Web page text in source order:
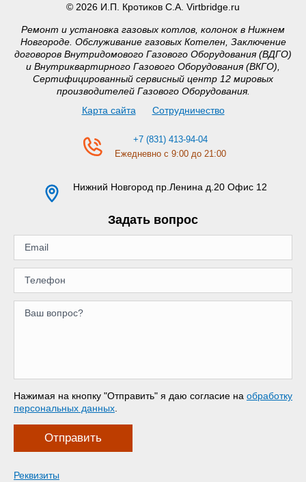
© 2026 И.П. Кротиков С.А. Virtbridge.ru
Ремонт и установка газовых котлов, колонок в Нижнем
Новгороде. Обслуживание газовых Котелен, Заключение
договоров Внутридомового Газового Оборудования (ВДГО)
и Внутриквартирного Газового Оборудования (ВКГО),
Сертифицированный сервисный центр 12 мировых
производителей Газового Оборудования.
Карта сайта
Сотрудничество
+7 (831) 413-94-04
Ежедневно с 9:00 до 21:00
Нижний Новгород пр.Ленина д.20 Офис 12
Задать вопрос
Нажимая на кнопку "Отправить" я даю согласие на обработку
персональных данных
Отправить
Реквизиты